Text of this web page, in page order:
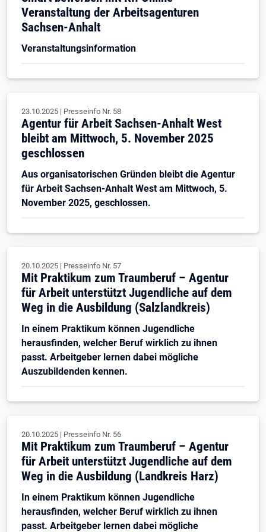
Veranstaltung der Arbeitsagenturen
Sachsen-Anhalt
Veranstaltungsinformation
23.10.2025 | Presseinfo Nr. 58
Agentur für Arbeit Sachsen-Anhalt West
bleibt am Mittwoch, 5. November 2025
geschlossen
Aus organisatorischen Gründen bleibt die Agentur
für Arbeit Sachsen-Anhalt West am Mittwoch, 5.
November 2025, geschlossen.
20.10.2025 | Presseinfo Nr. 57
Mit Praktikum zum Traumberuf – Agentur
für Arbeit unterstützt Jugendliche auf dem
Weg in die Ausbildung (Salzlandkreis)
In einem Praktikum können Jugendliche
herausfinden, welcher Beruf wirklich zu ihnen
passt. Arbeitgeber lernen dabei mögliche
Auszubildenden kennen.
20.10.2025 | Presseinfo Nr. 56
Mit Praktikum zum Traumberuf – Agentur
für Arbeit unterstützt Jugendliche auf dem
Weg in die Ausbildung (Landkreis Harz)
In einem Praktikum können Jugendliche
herausfinden, welcher Beruf wirklich zu ihnen
passt. Arbeitgeber lernen dabei mögliche